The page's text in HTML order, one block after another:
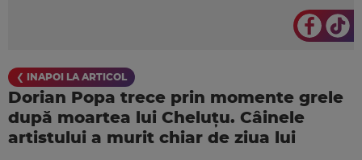
❮ INAPOI LA ARTICOL
Dorian Popa trece prin momente grele
după moartea lui Cheluțu. Câinele
artistului a murit chiar de ziua lui